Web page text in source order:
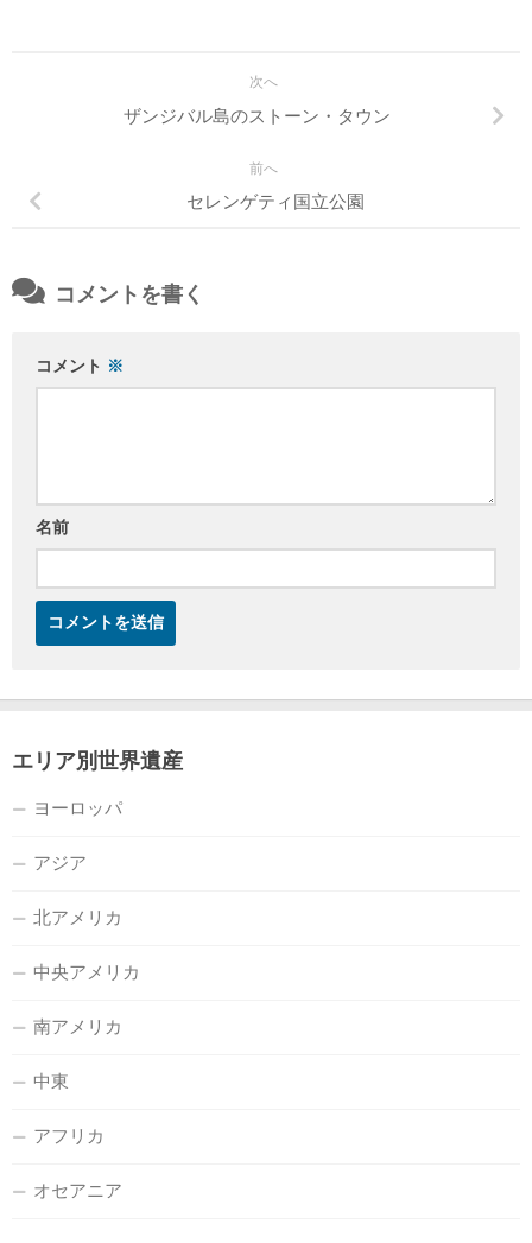
次へ
ザンジバル島のストーン・タウン
前へ
セレンゲティ国立公園
コメントを書く
コメント ※
名前
エリア別世界遺産
ヨーロッパ
アジア
北アメリカ
中央アメリカ
南アメリカ
中東
アフリカ
オセアニア